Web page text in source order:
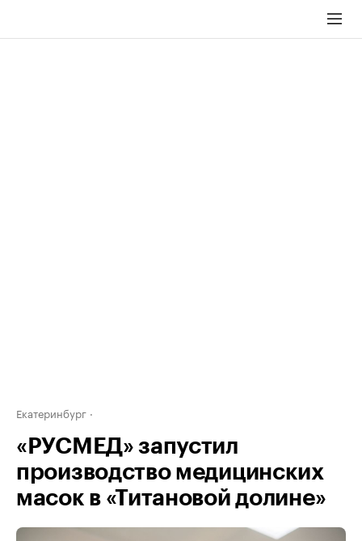
Екатеринбург
«РУСМЕД» запустил
производство медицинских
масок в «Титановой долине»